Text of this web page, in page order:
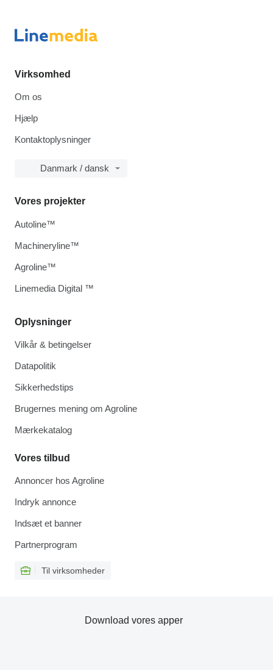
Virksomhed
Om os
Hjælp
Kontaktoplysninger
Danmark / dansk
Oplysninger
Vilkår & betingelser
Datapolitik
Sikkerhedstips
Brugernes mening om Agroline
Mærkekatalog
Vores tilbud
Annoncer hos Agroline
Indryk annonce
Indsæt et banner
Partnerprogram
Til virksomheder
Vores projekter
Autoline™
Machineryline™
Agroline™
Linemedia Digital ™
Download vores apper